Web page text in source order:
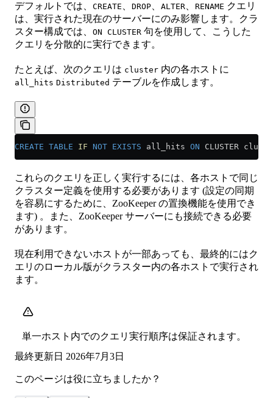
デフォルトでは、 CREATE 、 DROP、 ALTER、 RENAME クエリ
は、実行された現在のサーバーにのみ影響します。クラ
スター構成では、 ON CLUSTER 句を使用して、こうした
クエリを分散的に実行できます。
たとえば、次のクエリは cluster 内の各ホストに
all_hits Distributed テーブルを作成します。
CREATE TABLE IF NOT EXISTS all_hits ON CLUSTER
これらのクエリを正しく実行するには、各ホストで同じ
クラスター定義を使用する必要があります (設定の同期
を容易にするために、ZooKeeper の置換機能を使用でき
ます) 。また、ZooKeeper サーバーにも接続できる必要
があります。
現在利用できないホストが一部あっても、最終的にはク
エリのローカル版がクラスター内の各ホストで実行され
ます。
単一ホスト内でのクエリ実行順序は保証されます。
最終更新日 2026年7月3日
このページは役に立ちましたか？